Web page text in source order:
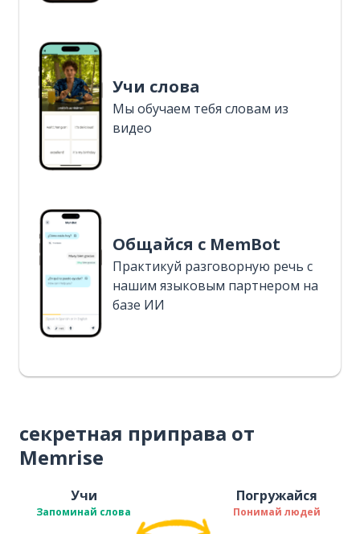
Учи слова
Мы обучаем тебя словам из
видео
Общайся с MemBot
Практикуй разговорную речь с
нашим языковым партнером на
базе ИИ
секретная приправа от
Memrise
Учи
Запоминай слова
Погружайся
Понимай людей